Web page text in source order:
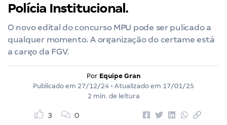
Polícia Institucional.
O novo edital do concurso MPU pode ser pulicado a
qualquer momento. A organização do certame está
a cargo da FGV.
Por Equipe Gran
Publicado em 27/12/24 • Atualizado em 17/01/25
2 min. de leitura
3 0